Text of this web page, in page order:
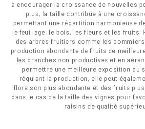
à encourager la croissance de nouvelles
plus, la taille contribue à une
permettant une répartition harmonieuse
le feuillage, le bois, les fleurs et les fruits.
des arbres fruitiers comme les
production abondante de fruits de
les branches non productives et en
permettre une meilleure exposition au
régulant la production, elle peut
floraison plus abondante et des fruits
dans le cas de la taille des vignes pour
raisins de qualité